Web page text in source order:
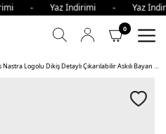
- Yaz İndirimi -
0
Guess Nastra Logolu Dikiş Detaylı Çıkarılabilir Askılı Bayan Çanta OFF